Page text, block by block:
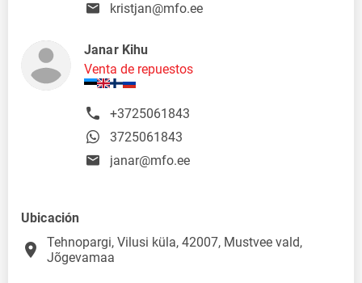
kristjan@mfo.ee
Janar Kihu
Venta de repuestos
+3725061843
3725061843
janar@mfo.ee
Ubicación
place
Tehnopargi, Vilusi küla, 42007, Mustvee vald,
Jõgevamaa